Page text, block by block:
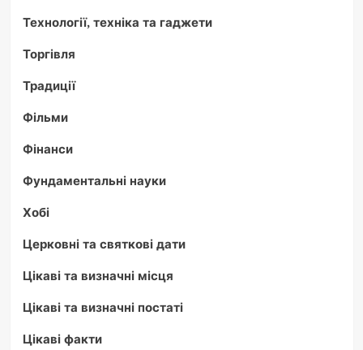
Технології, техніка та гаджети
Торгівля
Традиції
Фільми
Фінанси
Фундаментальні науки
Хобі
Церковні та святкові дати
Цікаві та визначні місця
Цікаві та визначні постаті
Цікаві факти